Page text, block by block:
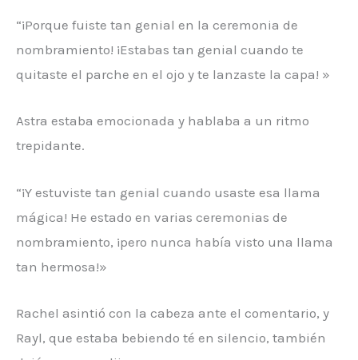
“¡Porque fuiste tan genial en la ceremonia de
nombramiento! ¡Estabas tan genial cuando te
quitaste el parche en el ojo y te lanzaste la capa! »
Astra estaba emocionada y hablaba a un ritmo
trepidante.
“¡Y estuviste tan genial cuando usaste esa llama
mágica! He estado en varias ceremonias de
nombramiento, ¡pero nunca había visto una llama
tan hermosa!»
Rachel asintió con la cabeza ante el comentario, y
Rayl, que estaba bebiendo té en silencio, también